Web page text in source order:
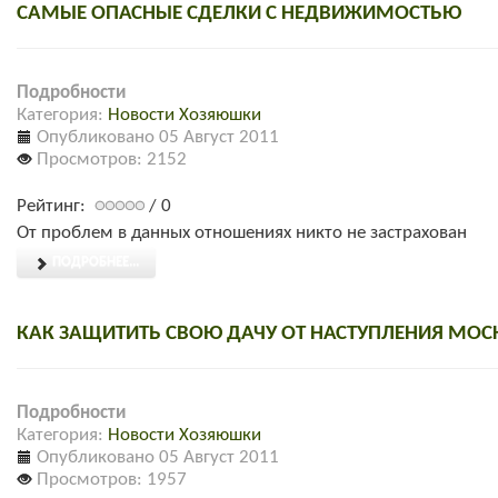
САМЫЕ ОПАСНЫЕ СДЕЛКИ С НЕДВИЖИМОСТЬЮ
Подробности
Категория: Новости Хозяюшки
Опубликовано 05 Август 2011
Просмотров: 2152
Рейтинг:
/ 0
От проблем в данных отношениях никто не застрахован
КАК ЗАЩИТИТЬ СВОЮ ДАЧУ ОТ НАСТУПЛЕНИЯ
Подробности
Категория: Новости Хозяюшки
Опубликовано 05 Август 2011
Просмотров: 1957